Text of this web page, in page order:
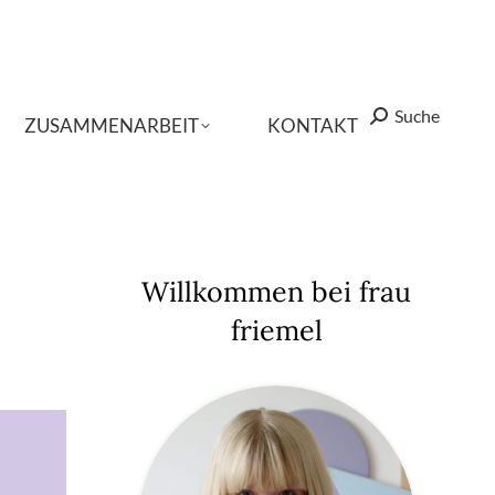
ZUSAMMENARBEIT KONTAKT Search:
Suche
Willkommen bei frau
friemel
ZUSAMMENARBEIT KONTAKT Search:
Suche